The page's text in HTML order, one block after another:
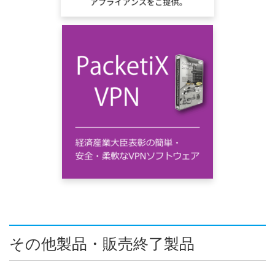
その他製品・販売終了製品